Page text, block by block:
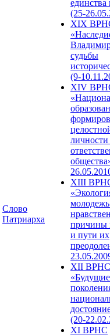
Слово
Патриарха
единства
(25-
XIX
судьбы
(9-
XIV
XIII
причины
и пути их
XII ВРНС
«Будущие
(20-
XI ВРНС